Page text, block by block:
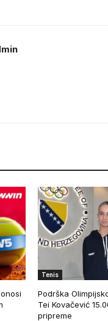
Tenis
Podrška
Tei Kovačević
pripreme